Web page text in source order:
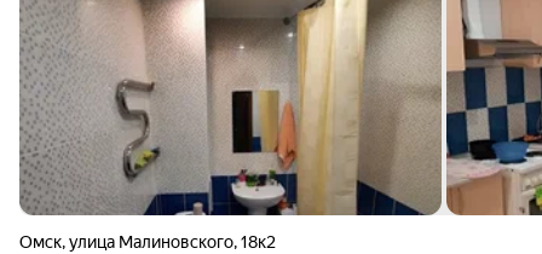
Омск,улица Малиновского,18к2